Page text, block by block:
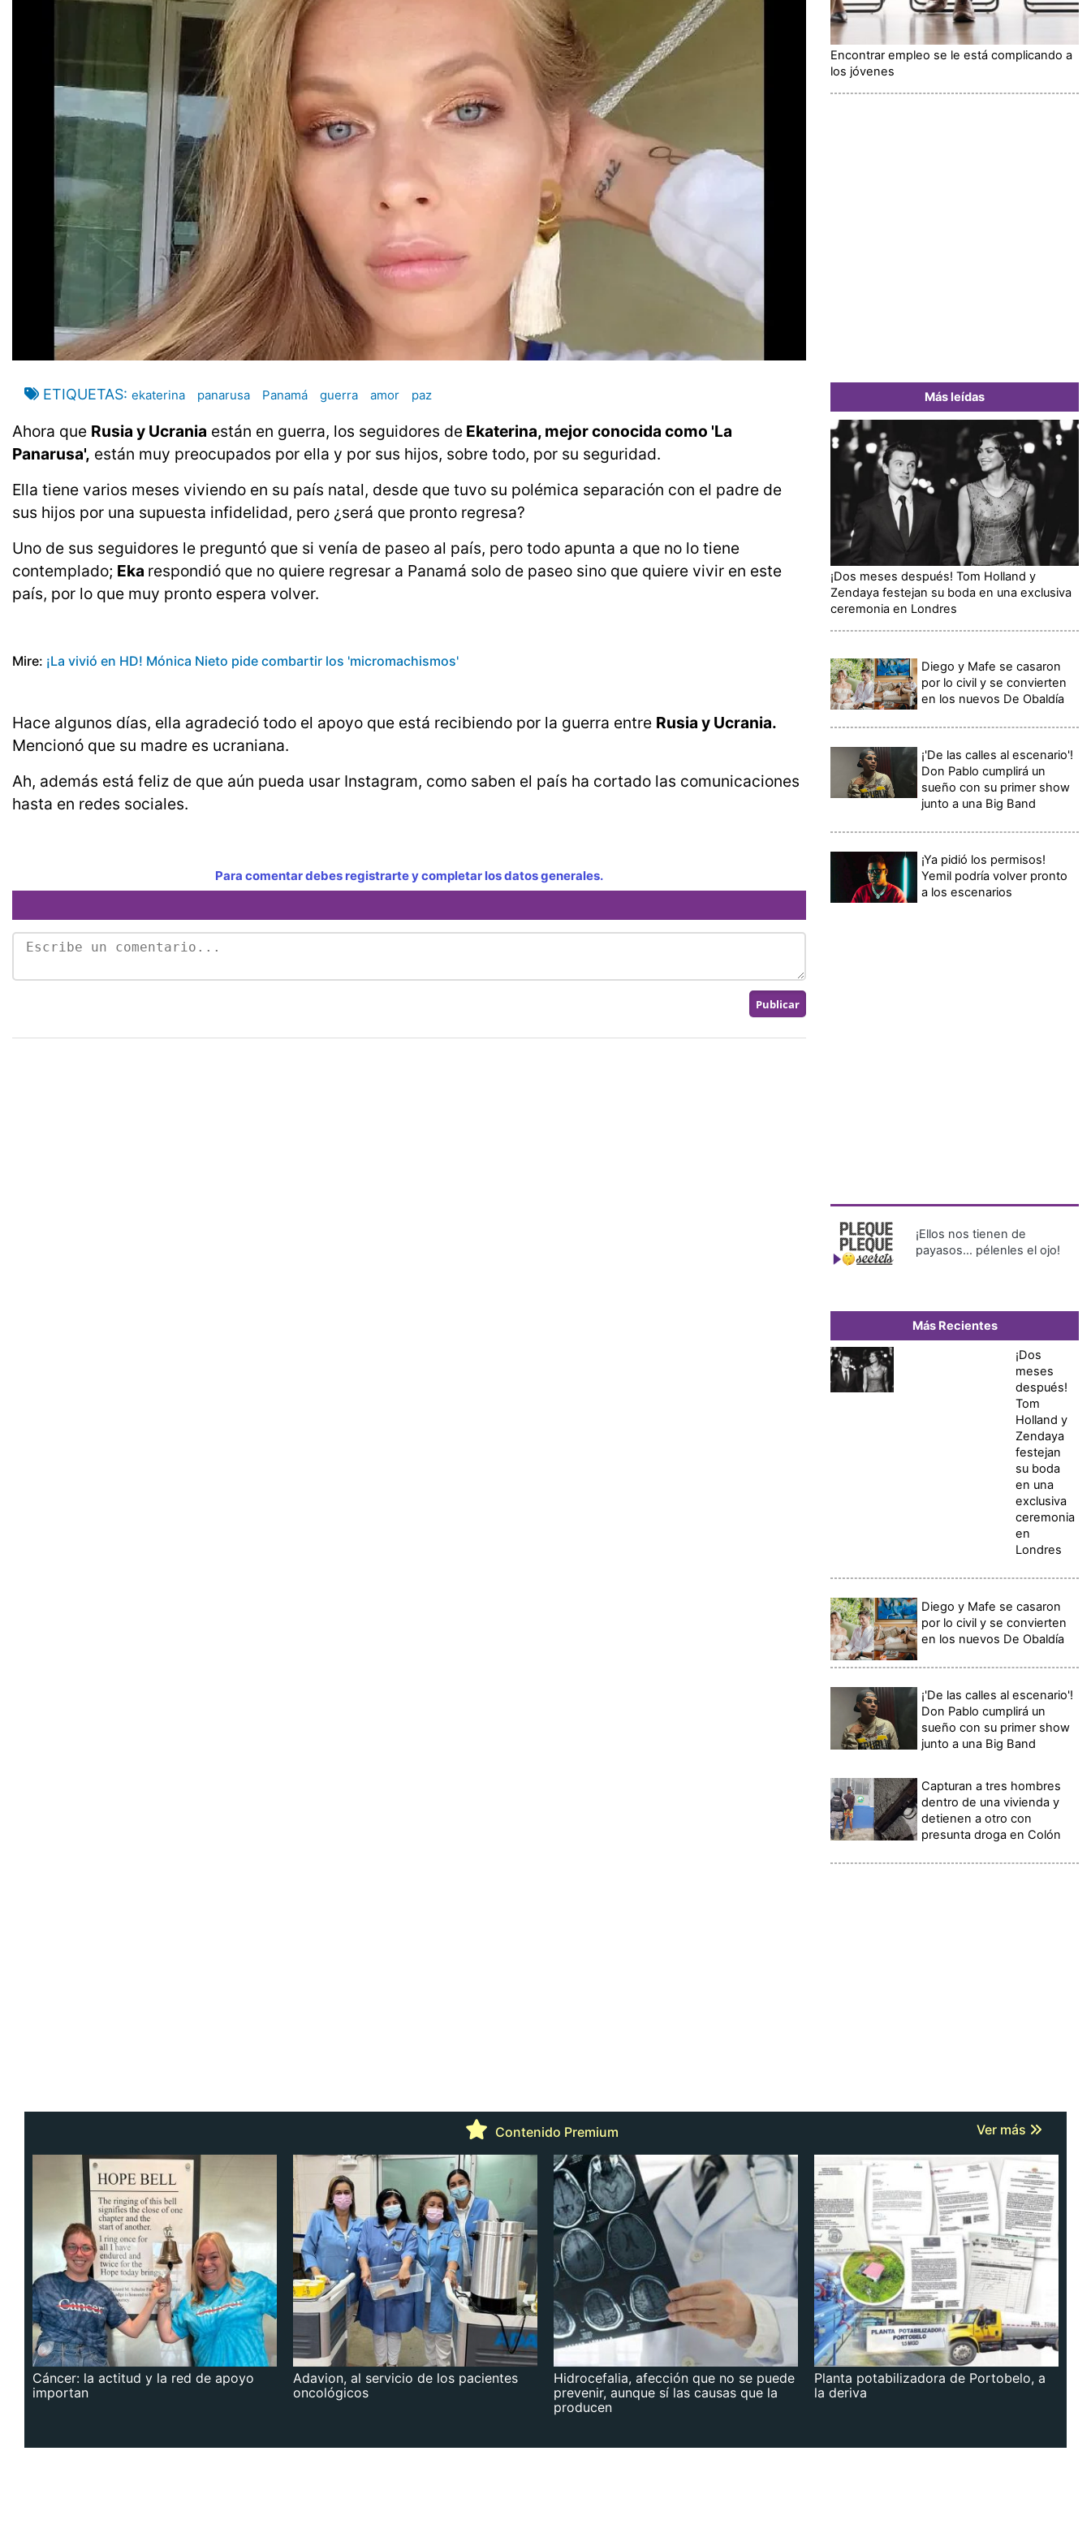
ETIQUETAS ekaterina panarusa Panamá guerra amor paz
Ahora que Rusia y Ucrania están en guerra, los seguidores de Ekaterina, mejor conocida como 'La
Panarusa', están muy preocupados por ella y por sus hijos, sobre todo, por su seguridad.
Ella tiene varios meses viviendo en su país natal, desde que tuvo su polémica separación con el padre de
sus hijos por una supuesta infidelidad, pero ¿será que pronto regresa?
Uno de sus seguidores le preguntó que si venía de paseo al país, pero todo apunta a que no lo tiene
contemplado; Eka respondió que no quiere regresar a Panamá solo de paseo sino que quiere vivir en este
país, por lo que muy pronto espera volver.
Mire: ¡La vivió en HD! Mónica Nieto pide combartir los 'micromachismos'
Hace algunos días, ella agradeció todo el apoyo que está recibiendo por la guerra entre Rusia y Ucrania.
Mencionó que su madre es ucraniana.
Ah, además está feliz de que aún pueda usar Instagram, como saben el país ha cortado las comunicaciones
hasta en redes sociales.
Para comentar debes registrarte y completar los datos generales.
Encontrar empleo se le está complicando a
los jóvenes
Más leídas
¡Dos meses después! Tom Holland y
Zendaya festejan su boda en una exclusiva
ceremonia en Londres
Diego y Mafe se casaron
por lo civil y se convierten
en los nuevos De Obaldía
¡'De las calles al escenario'!
Don Pablo cumplirá un
sueño con su primer show
junto a una Big Band
¡Ya pidió los permisos!
Yemil podría volver pronto
a los escenarios
¡Ellos nos tienen de
payasos… pélenles el ojo!
Más Recientes
¡Dos
meses
después!
Tom
Holland y
Zendaya
festejan
su boda
en una
exclusiva
ceremonia
en
Londres
Diego y Mafe se casaron
por lo civil y se convierten
en los nuevos De Obaldía
¡'De las calles al escenario'!
Don Pablo cumplirá un
sueño con su primer show
junto a una Big Band
Capturan a tres hombres
dentro de una vivienda y
detienen a otro con
presunta droga en Colón
Contenido Premium Ver más
Cáncer: la actitud y la red de apoyo
importan
Adavion, al servicio de los pacientes
oncológicos
Hidrocefalia, afección que no se puede
prevenir, aunque sí las causas que la
producen
Planta potabilizadora de Portobelo, a
la deriva